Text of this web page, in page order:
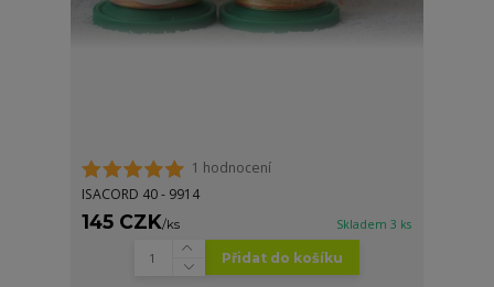
1 hodnocení
ISACORD 40 - 9914
145 CZK/ks Skladem 3 ks
Přidat do košíku